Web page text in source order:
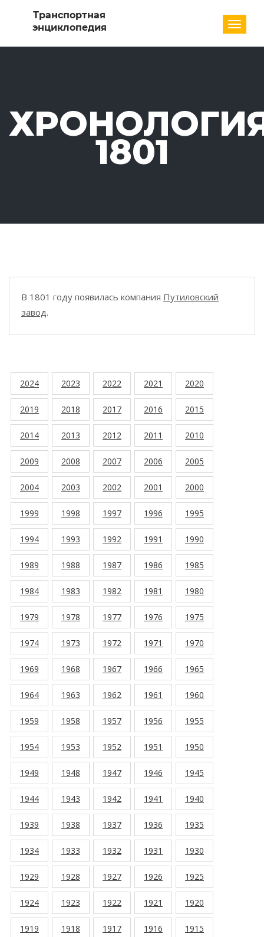
1801
В 1801 году появилась компания Путиловский
завод.
2024 2023 2022 2021 2020
2019 2018 2017 2016 2015
2014 2013 2012 2011 2010
2009 2008 2007 2006 2005
2004 2003 2002 2001 2000
1999 1998 1997 1996 1995
1994 1993 1992 1991 1990
1989 1988 1987 1986 1985
1984 1983 1982 1981 1980
1979 1978 1977 1976 1975
1974 1973 1972 1971 1970
1969 1968 1967 1966 1965
1964 1963 1962 1961 1960
1959 1958 1957 1956 1955
1954 1953 1952 1951 1950
1949 1948 1947 1946 1945
1944 1943 1942 1941 1940
1939 1938 1937 1936 1935
1934 1933 1932 1931 1930
1929 1928 1927 1926 1925
1924 1923 1922 1921 1920
1919 1918 1917 1916 1915